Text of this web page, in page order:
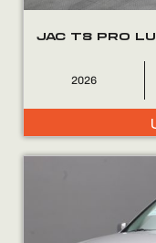
JAC T8 PRO
2026